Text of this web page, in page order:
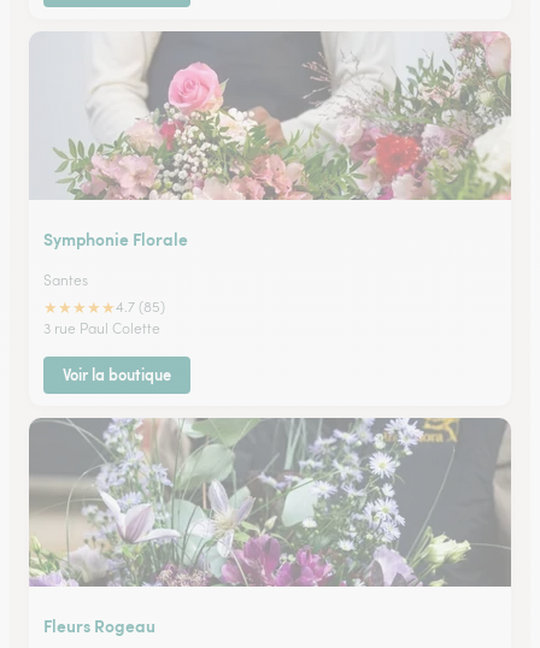
Symphonie Florale
Santes
★★★★★4.7 (85)
3 rue Paul Colette
Voir la boutique
Fleurs Rogeau